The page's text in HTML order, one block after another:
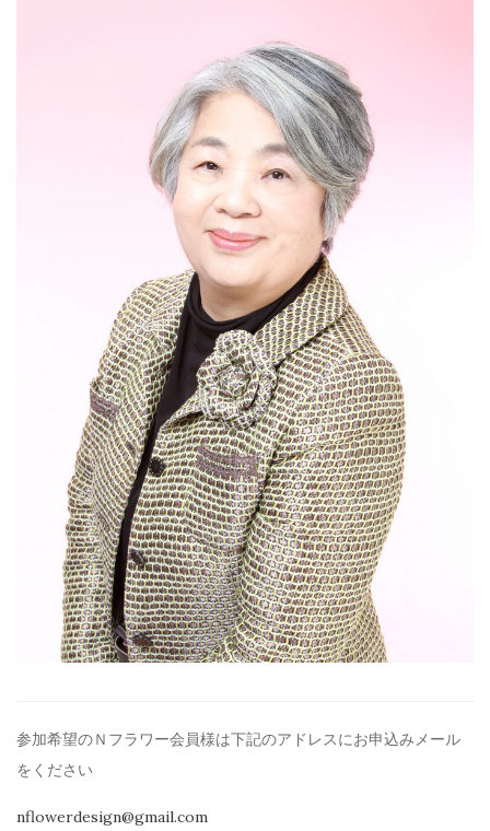
参加希望のＮフラワー会員様は下記のアドレスにお申込みメール
を ください
nflowerdesign@gmail.com